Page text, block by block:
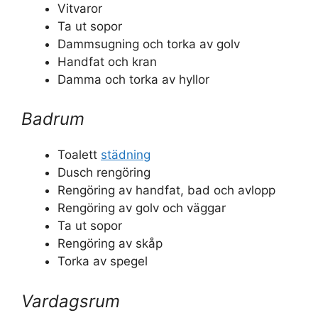
Vitvaror
Ta ut sopor
Dammsugning och torka av golv
Handfat och kran
Damma och torka av hyllor
Badrum
Toalett städning
Dusch rengöring
Rengöring av handfat, bad och avlopp
Rengöring av golv och väggar
Ta ut sopor
Rengöring av skåp
Torka av spegel
Vardagsrum